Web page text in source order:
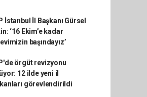
İstanbul İl Başkanı Gürsel
‘16 Ekim’e kadar
başındayız’
örgüt revizyonu
12 ilde yeni il
görevlendirildi